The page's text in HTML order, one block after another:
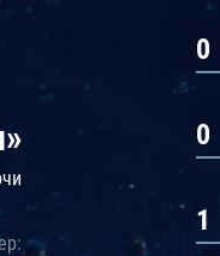
Драконы
0
0
1